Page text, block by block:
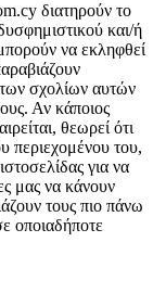
διατηρούν το
και/ή
να εκληφθεί
σχολίων αυτών
Αν κάποιος
θεωρεί ότι
περιεχομένου του,
για να
μας να κάνουν
τους πιο πάνω
οποιαδήποτε